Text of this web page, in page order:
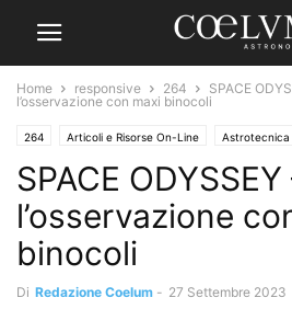
Home responsive 264
SPACE
l’osservazione con maxi binocoli
264 Articoli e Risorse On-Line Astrotecnica
SPACE
l’osservazione
binocoli
Di Redazione Coelum - 27 Settembre 2023